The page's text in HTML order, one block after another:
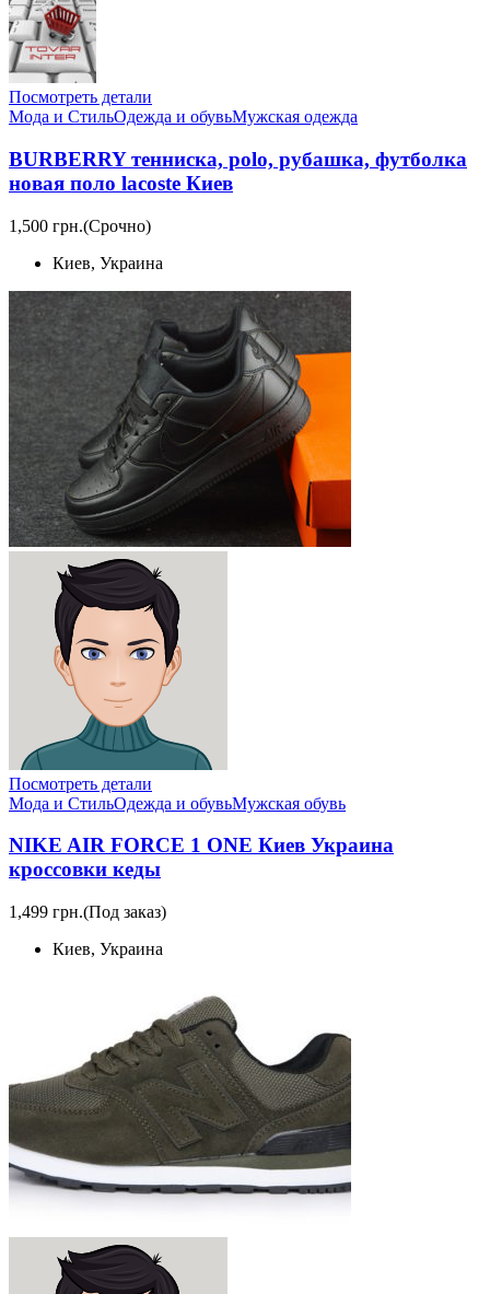
Посмотреть детали
Мода и СтильОдежда и обувьМужская одежда
BURBERRY тенниска, polo, рубашка, футболка
новая поло lacoste Киев
1,500 грн.(Срочно)
Киев, Украина
Посмотреть детали
Мода и СтильОдежда и обувьМужская обувь
NIKE AIR FORCE 1 ONE Киев Украина
кроссовки кеды
1,499 грн.(Под заказ)
Киев, Украина